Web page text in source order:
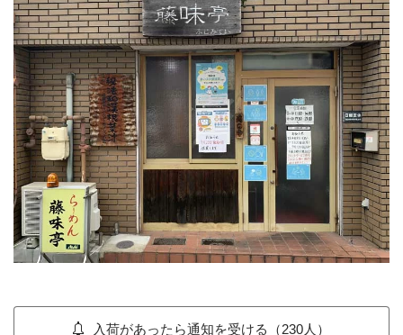
入荷があったら通知を受ける（230人）